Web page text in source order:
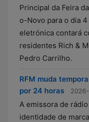
Principal da Feira
o-Novo para o dia
eletrónica contará
residentes Rich &
Pedro Carrilho.
RFM muda
por 24 horas
A emissora de
identidade de